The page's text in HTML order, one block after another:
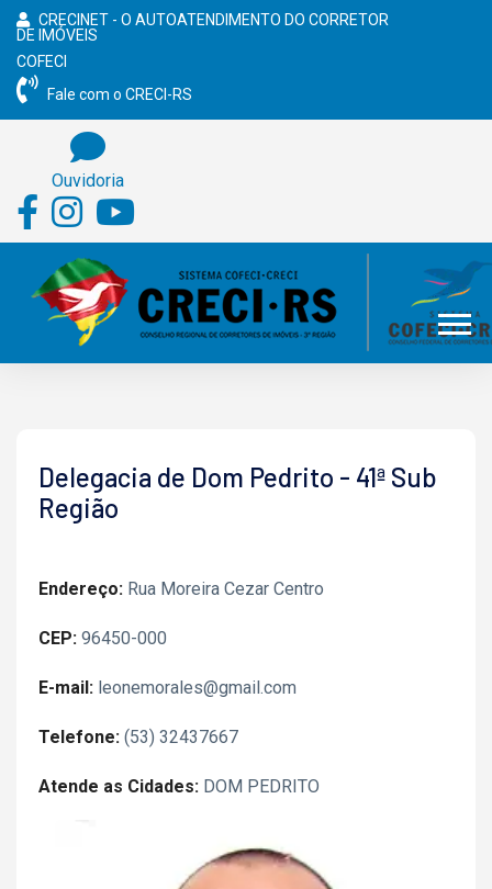
CRECINET - O AUTOATENDIMENTO DO CORRETOR
DE IMÓVEIS
COFECI
Fale com o CRECI-RS
Ouvidoria
Delegacia de Dom Pedrito - 41ª Sub
Região
Endereço: Rua Moreira Cezar Centro
CEP: 96450-000
E-mail: leonemorales@gmail.com
Telefone: (53) 32437667
Atende as Cidades: DOM PEDRITO